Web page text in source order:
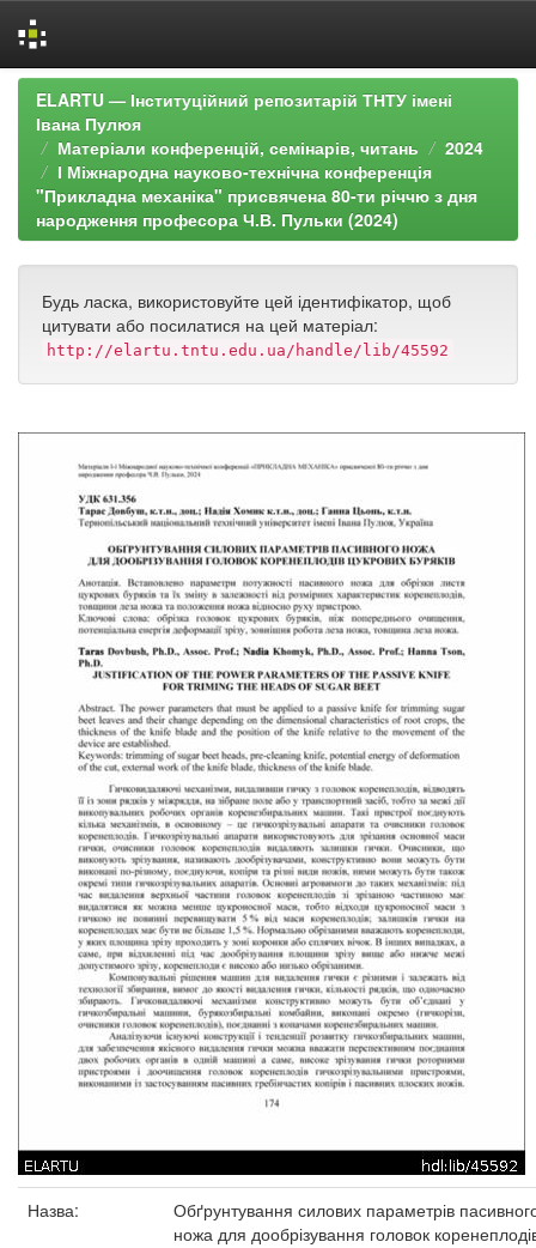
Skip
navigation
ELARTU — Інституційний репозитарій ТНТУ імені
Івана Пулюя
Матеріали конференцій, семінарів, читань
2024
І Міжнародна науково-технічна конференція
"Прикладна механіка" присвячена 80-ти річчю з дня
народження професора Ч.В. Пульки (2024)
Будь ласка, використовуйте цей ідентифікатор, щоб
цитувати або посилатися на цей матеріал:
http://elartu.tntu.edu.ua/handle/lib/45592
Назва:
Обґрунтування силових параметрів
ножа для дообрізування головок